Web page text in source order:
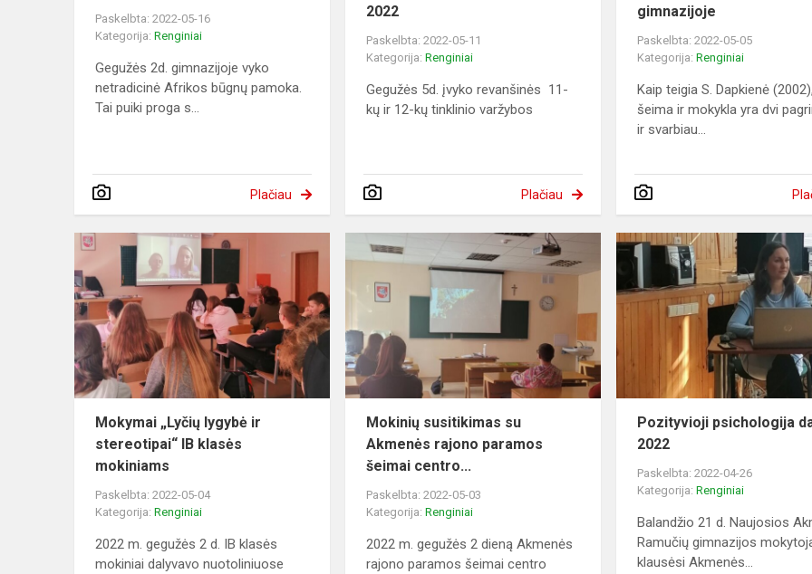
Paskelbta: 2022-05-16
Kategorija: Renginiai
Gegužės 2d. gimnazijoje vyko
netradicinė Afrikos būgnų pamoka.
Tai puiki proga s...
Plačiau
2022
Paskelbta: 2022-05-11
Kategorija:Renginiai
Gegužės 5d. įvyko revanšinės 11-
kų ir 12-kų tinklinio varžybos
Plačiau
gimnazijoje
Paskelbta: 2022-05-05
Kategorija:Renginiai
Kaip teigia S. Dapkienė (2002),
šeima ir mokykla yra dvi
ir svarbiau...
Mokymai „Lyčių lygybė ir
stereotipai“ IB klasės
mokiniams
Paskelbta: 2022-05-04
Kategorija: Renginiai
2022 m. gegužės 2 d. IB klasės
mokiniai dalyvavo nuotoliniuose
Mokinių susitikimas su
Akmenės rajono paramos
šeimai centro...
Paskelbta: 2022-05-03
Kategorija:Renginiai
2022 m. gegužės 2 dieną Akmenės
rajono paramos šeimai centro
Pozityvioji psichologija
2022
Paskelbta: 2022-04-26
Kategorija:Renginiai
Balandžio 21 d. Naujosios
Ramučių gimnazijos
klausėsi Akmenės...